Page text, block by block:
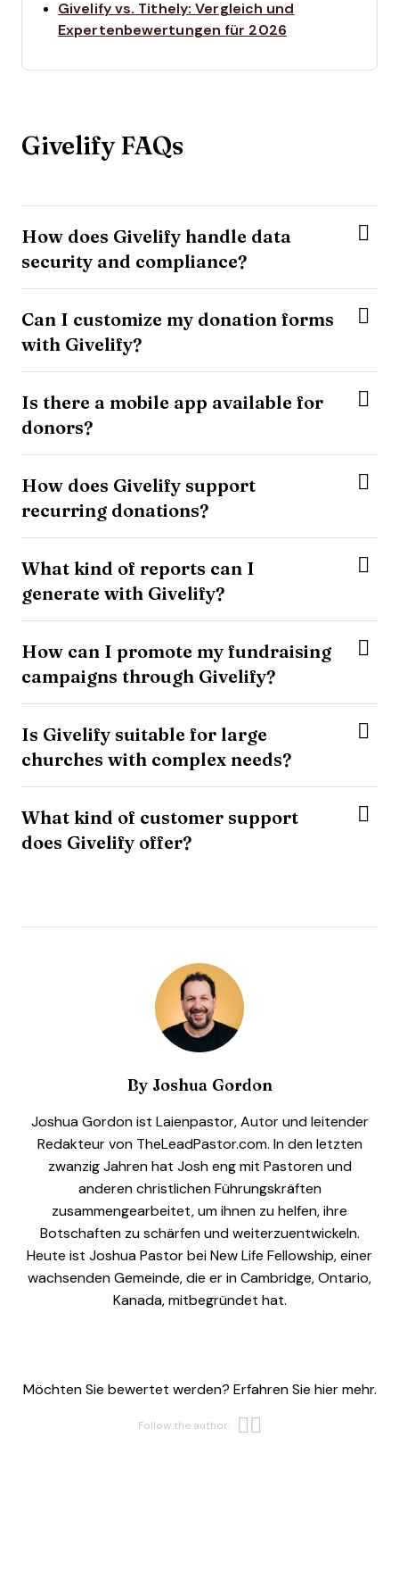
Givelify vs. Tithely: Vergleich und
Expertenbewertungen für 2026Opens new
Givelify FAQs
How does Givelify handle data
security and compliance?
Can I customize my donation forms
with Givelify?
Is there a mobile app available for
donors?
How does Givelify support
recurring donations?
What kind of reports can I
generate with Givelify?
How can I promote my fundraising
campaigns through Givelify?
Is Givelify suitable for large
churches with complex needs?
What kind of customer support
does Givelify offer?
ByJoshua Gordon
Joshua Gordon ist Laienpastor, Autor und leitender
Redakteur von TheLeadPastor.com. In den letzten
zwanzig Jahren hat Josh eng mit Pastoren und
anderen christlichen Führungskräften
zusammengearbeitet, um ihnen zu helfen, ihre
Botschaften zu schärfen und weiterzuentwickeln.
Heute ist Joshua Pastor bei New Life Fellowship, einer
wachsenden Gemeinde, die er in Cambridge, Ontario,
Kanada, mitbegründet hat.
Möchten Sie bewertet werden? Erfahren Sie hier mehr.
Follow the author: Opens new